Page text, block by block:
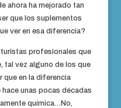
ahora ha mejorado tan
que los suplementos
ver en esa diferencia?
profesionales que
tal vez alguno de los que
que en la diferencia
unas pocas décadas
química…No,